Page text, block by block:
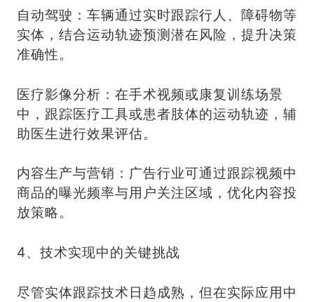
自动驾驶：车辆通过实时跟踪行人、障碍物等
实体，结合运动轨迹预测潜在风险，提升决策
准确性。
医疗影像分析：在手术视频或康复训练场景
中，跟踪医疗工具或患者肢体的运动轨迹，辅
助医生进行效果评估。
内容生产与营销：广告行业可通过跟踪视频中
商品的曝光频率与用户关注区域，优化内容投
放策略。
4、技术实现中的关键挑战
尽管实体跟踪技术日趋成熟，但在实际应用中